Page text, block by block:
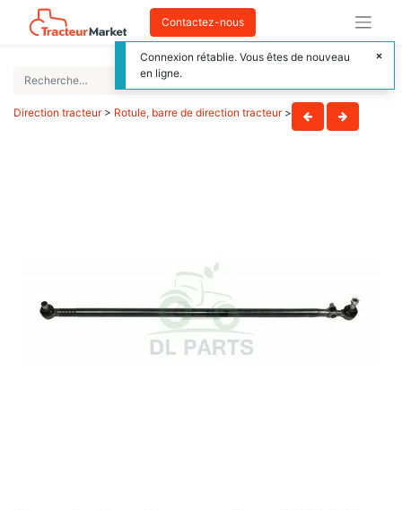
Contactez-nous
Direction tracteur> Rotule, barre de direction tracteur>
Connexion rétablie. Vous êtes de nouveau
en ligne.